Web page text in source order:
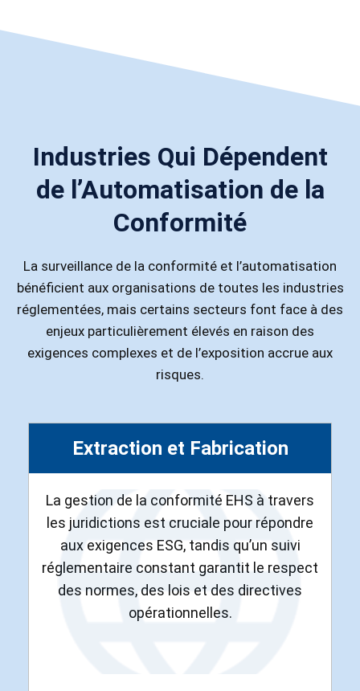
Industries Qui Dépendent
de l’Automatisation de la
Conformité
La surveillance de la conformité et l’automatisation
bénéficient aux organisations de toutes les industries
réglementées, mais certains secteurs font face à des
enjeux particulièrement élevés en raison des
exigences complexes et de l’exposition accrue aux
risques.
Extraction et Fabrication
La gestion de la conformité EHS à travers
les juridictions est cruciale pour répondre
aux exigences ESG, tandis qu’un suivi
réglementaire constant garantit le respect
des normes, des lois et des directives
opérationnelles.